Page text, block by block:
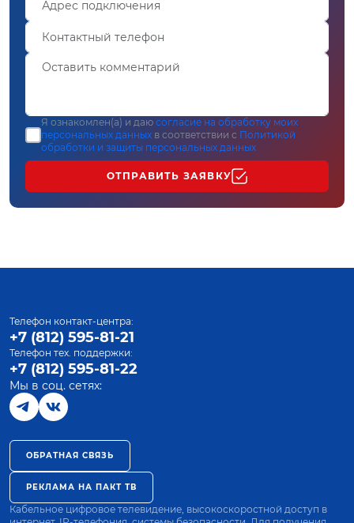
Я ознакомлен(а) и даю согласие на обработку моих
персональных данных в соответствии с Политикой
обработки и защиты персональных данных
ОТПРАВИТЬ ЗАЯВКУ
Телефон контакт-центра:
+7 (812) 595-81-21
Телефон тех. поддержки:
+7 (812) 595-81-22
Мы в соц. сетях:
ОБРАТНАЯ СВЯЗЬ
РЕКЛАМА НА ПАКТ ТВ
Кабельное цифровое телевидение, высокоскоростной доступ в